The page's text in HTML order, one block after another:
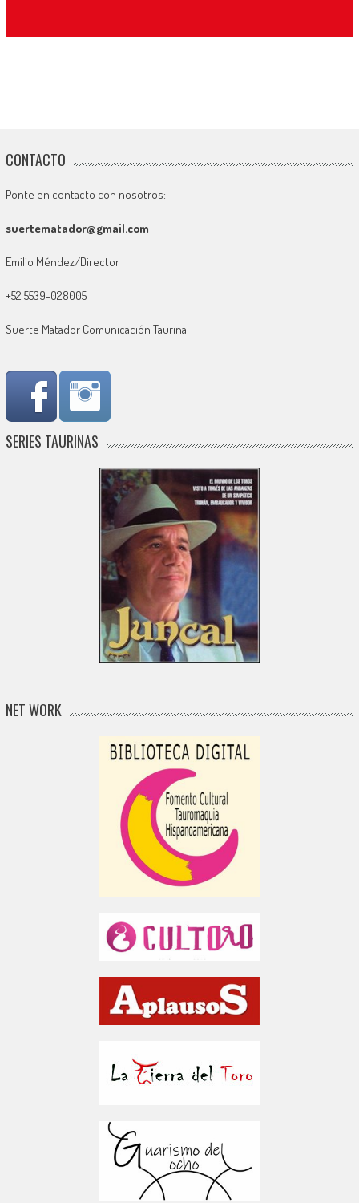
CONTACTO
Ponte en contacto con nosotros:
suertematador@gmail.com
Emilio Méndez/Director
+52 5539-028005
Suerte Matador Comunicación Taurina
SERIES TAURINAS
NET WORK